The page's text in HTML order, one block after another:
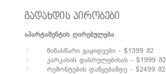
გადახდის პირობები
აპარტამენტის ღირებულება
წინასწარი გაყიდვები - $1399 მ2
კარკასის დასრულებისას - $1999 მ2
რემონტების დაწყებამდე - $2499 მ2